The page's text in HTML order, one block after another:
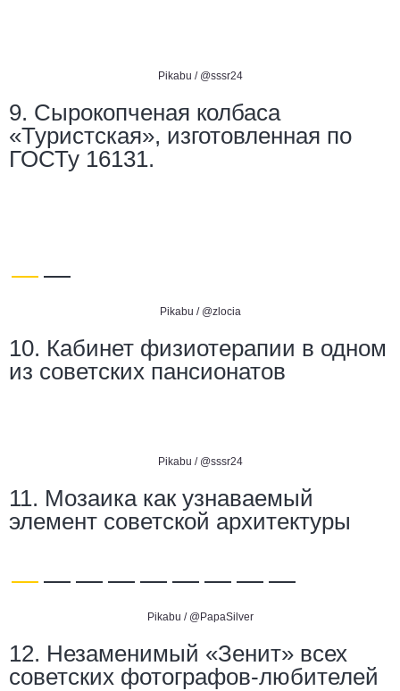
Pikabu / @sssr24
9. Сырокопченая колбаса
«Туристская», изготовленная по
ГОСТу 16131.
Pikabu / @zlocia
10. Кабинет физиотерапии в одном
из советских пансионатов
Pikabu / @sssr24
11. Мозаика как узнаваемый
элемент советской архитектуры
Pikabu / @PapaSilver
12. Незаменимый «Зенит» всех
советских фотографов-любителей